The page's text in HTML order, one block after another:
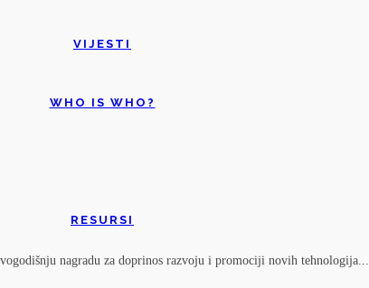
VIJESTI
WHO IS WHO?
RESURSI
nagradu za doprinos razvoju i promociji novih tehnologija...